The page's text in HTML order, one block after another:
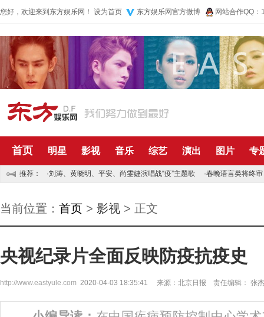
您好，欢迎来到东方娱乐网！ 设为首页 东方娱乐网官方微博 网站合作QQ
首页 明星 影视 音乐 综艺 演出 图片 专
推荐： ·刘涛、黄晓明、平安、尚雯婕演唱战“疫”主题歌 ·春晚语言类将终
当前位置： 首页 > 影视 > 正文
央视纪录片全面反映防疫抗疫史
http://www.eastyule.com 2020-04-03 18:35:41 来源：北京日报 责任编辑： 张杰